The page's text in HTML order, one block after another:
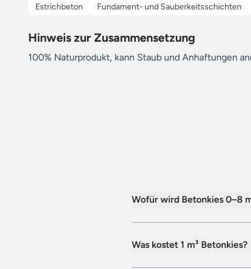
Estrichbeton Fundament- und Sauberkeitsschichten
Hinweis zur Zusammensetzung
100% Naturprodukt, kann Staub und Anhaftungen
Wofür wird Betonkies 0–8
Was kostet 1 m³ Betonkies?